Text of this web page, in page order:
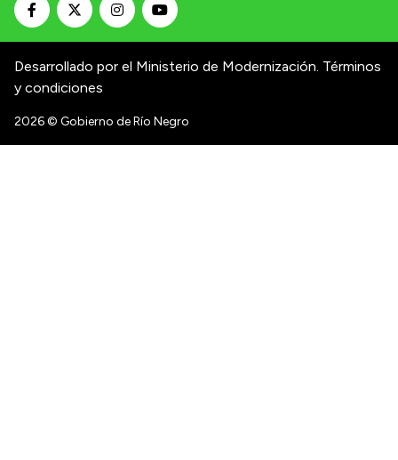
Desarrollado por el Ministerio de Modernización. Términos
y condiciones
2026© Gobierno de Río Negro